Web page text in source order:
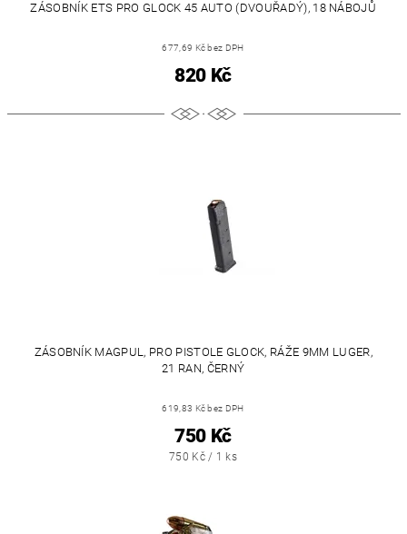
ZÁSOBNÍK ETS PRO GLOCK 45 AUTO (DVOUŘADÝ), 18 NÁBOJŮ
677,69 Kč bez DPH
820 Kč
ZÁSOBNÍK MAGPUL, PRO PISTOLE GLOCK, RÁŽE 9MM LUGER,
21 RAN, ČERNÝ
619,83 Kč bez DPH
750 Kč
750 Kč / 1 ks